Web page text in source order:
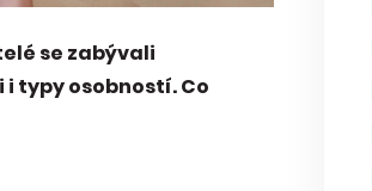
se zabývali
typy osobností. Co